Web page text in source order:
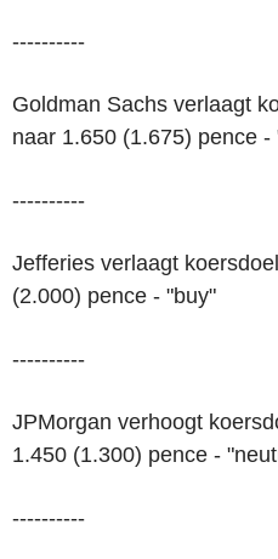
----------
Goldman Sachs verlaagt
naar 1.650 (1.675) pence -
----------
Jefferies verlaagt
(2.000) pence - "buy"
----------
JPMorgan verhoogt
1.450 (1.300) pence -
----------